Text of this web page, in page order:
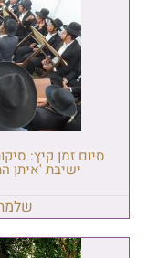
סיום זמן קיץ:
ישיבת 'איתן